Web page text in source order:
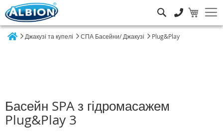
Джакузі та купелі СПА Басейни/ Джакузі Plug&Play
Басейн SPA з гідромасажем
Plug&Play 3